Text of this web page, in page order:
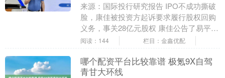
来源：国际投行研究报告 IPO不成功撕破
脸，康佳被投资方起诉要求履行股权回购
义务，事关28亿元股权 康佳公告了易平方
系列诉讼案的情况，又是一个 IPO 不成功
阅读：144 栏目：金鑫优配
哪个配资平台比较靠谱 极氪9X自驾
青甘大环线